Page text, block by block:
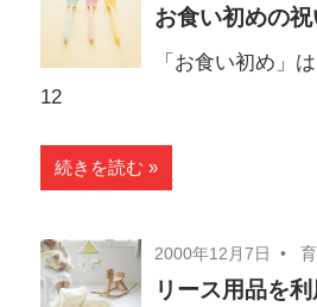
お食い初めの
「お食い初め」
12
続きを読む
2000年12月7日
リース用品を